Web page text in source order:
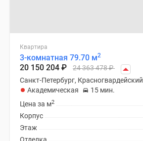
Квартира
3-комнатная 79.70 м2
20 150 204 ₽ 24 363 478₽
Санкт-Петербург, Красногвардейский
Академическая
15 мин.
Цена за м2
Корпус
Этаж